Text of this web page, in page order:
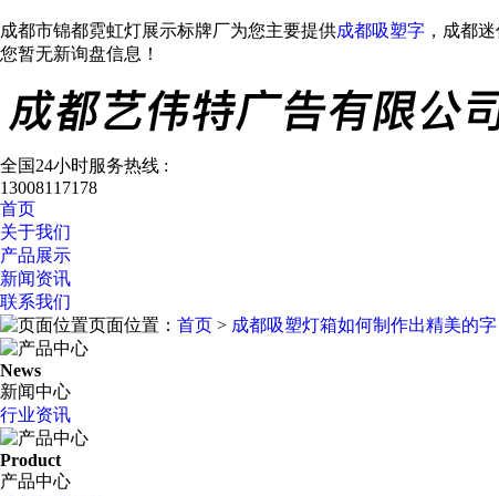
成都市锦都霓虹灯展示标牌厂为您主要提供成都吸塑字 ，成都
您暂无新询盘信息！
全国24小时服务热线 :
13008117178
首页
关于我们
产品展示
新闻资讯
联系我们
页面位置： 首页 > 成都吸塑灯箱如何制作出精美的字
News
新闻中心
行业资讯
Product
产品中心